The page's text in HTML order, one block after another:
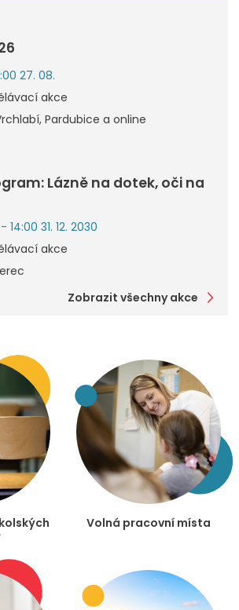
27. 08.
akce
Pardubice a online
Lázně na dotek, oči na
14:00 31. 12. 2030
akce
Zobrazit všechny akce
Volná pracovní místa